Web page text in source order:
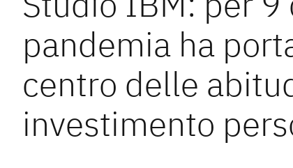
pandemia ha
centro delle
investimento